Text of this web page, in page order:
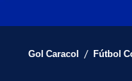
Gol Caracol / Fútbol